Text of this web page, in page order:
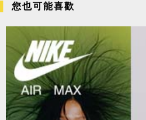
您也可能喜歡